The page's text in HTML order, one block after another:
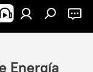
Energía